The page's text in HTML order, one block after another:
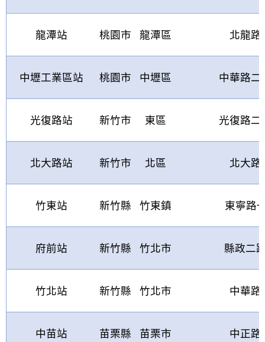
龍潭站 桃園市 龍潭區 北龍路
中壢工業區站 桃園市 中壢區 中華路二
光復路站 新竹市 東區 光復路二
北大路站 新竹市 北區 北大路
竹東站 新竹縣 竹東鎮 東寧路
府前站 新竹縣 竹北市 縣政二
竹北站 新竹縣 竹北市 中華路
中苗站 苗栗縣 苗栗市 中正路